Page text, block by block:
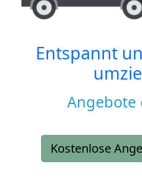
Entspannt
Angebote
Kostenlose